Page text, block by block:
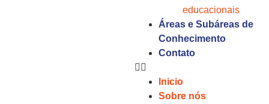
educacionais
Áreas e Subáreas de
Conhecimento
Contato
Inicio
Sobre nós